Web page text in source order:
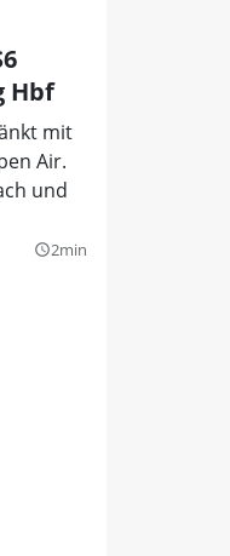
Hbf
mit
Air.
und
query_builder2min